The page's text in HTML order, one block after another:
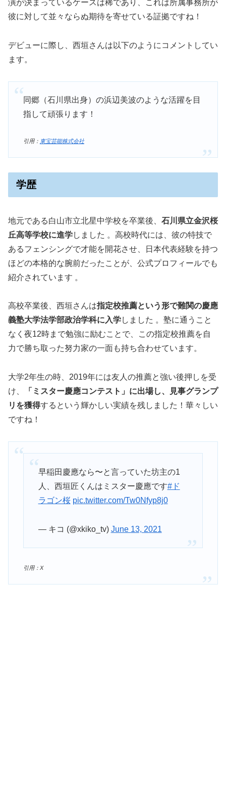
演が決まっているケースは稀であり、これは所属事務所が
彼に対して並々ならぬ期待を寄せている証拠ですね！
デビューに際し、西垣さんは以下のようにコメントしてい
ます。
同郷（石川県出身）の浜辺美波のような活躍を目
指して頑張ります！
引用： 東宝芸能株式会社
学歴
地元である白山市立北星中学校を卒業後、 石川県立金沢桜
丘高等学校に進学しました 。高校時代には、彼の特技で
あるフェンシングで才能を開花させ、日本代表経験を持つ
ほどの本格的な腕前だったことが、公式プロフィールでも
紹介されています 。
高校卒業後、西垣さんは指定校推薦という形で難関の慶應
義塾大学法学部政治学科に入学しました 。塾に通うこと
なく夜12時まで勉強に励むことで、この指定校推薦を自
力で勝ち取った努力家の一面も持ち合わせています。
大学2年生の時、2019年には友人の推薦と強い後押しを受
け、
「ミスター慶應コンテスト」に出場し、見事グランプ
リを獲得するという輝かしい実績を残しました！華々しい
ですね！
早稲田慶應なら〜と言っていた坊主の1
人、西垣匠くんはミスター慶應です#ド
ラゴン桜 pic.twitter.com/Tw0Nfyp8j0
— キコ (@xkiko_tv) June 13, 2021
引用：X